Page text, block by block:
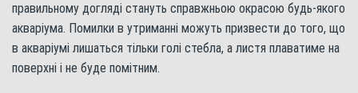
правильному догляді стануть справжньою окрасою будь-якого
акваріума. Помилки в утриманні можуть призвести до того, що
в акваріумі лишаться тільки голі стебла, а листя плаватиме на
поверхні і не буде помітним.